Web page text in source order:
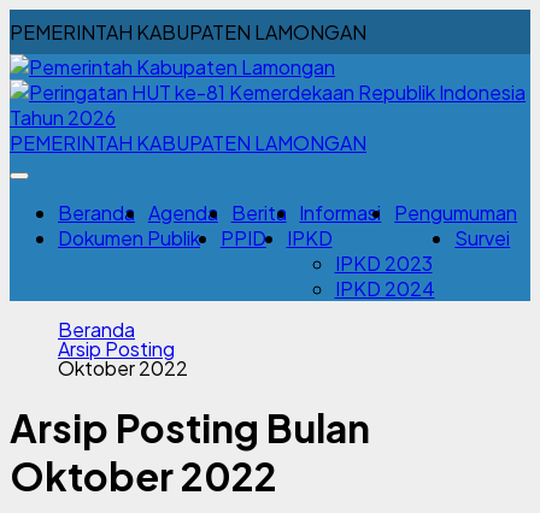
PEMERINTAH KABUPATEN LAMONGAN
PEMERINTAH KABUPATEN LAMONGAN
Beranda Agenda Berita Informasi
Pengumuman
Dokumen Publik
PPID
IPKD
IPKD 2023
IPKD 2024
Survei
Beranda
Arsip Posting
Oktober 2022
Arsip Posting Bulan
Oktober 2022